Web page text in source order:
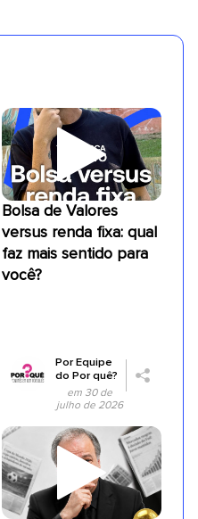
Bolsa de Valores
versus renda fixa: qual
faz mais sentido para
você?
PorEquipe
do Por quê?
em 30 de
julho de 2026